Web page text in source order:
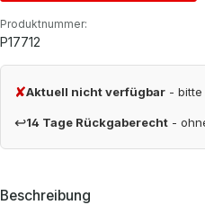
Produktnummer:
P17712
✘Aktuell nicht verfügbar - bitte
↩14 Tage Rückgaberecht -
Beschreibung